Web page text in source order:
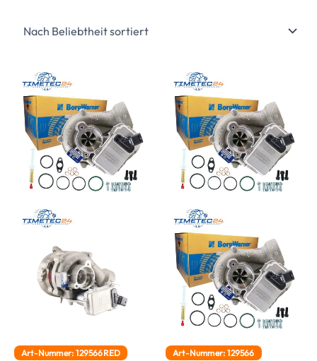
Art-Nummer: 129566RED Art-Nummer: 129566